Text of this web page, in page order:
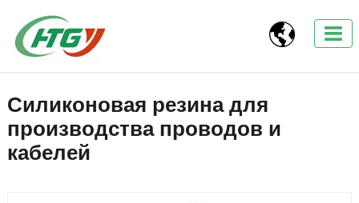

Силиконовая резина для
производства проводов и
кабелей